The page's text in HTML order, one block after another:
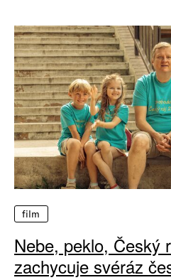
film
Nebe, peklo, Český
zachycuje svéráz